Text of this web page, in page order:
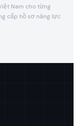
Nam cho từng
cấp hồ sơ năng lực